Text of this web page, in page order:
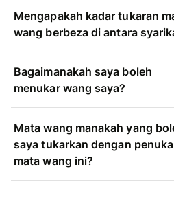
Mengapakah kadar tukaran
wang berbeza di antara
Bagaimanakah saya boleh
menukar wang saya?
Mata wang manakah yang
saya tukarkan dengan
mata wang ini?